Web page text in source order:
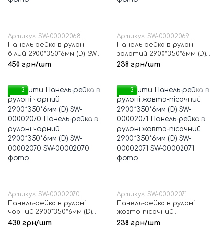
Артикул: SW-00002068
Панель-рейка в рулоні
білий 2900*350*6мм (D) SW-
00002068
450 грн/шт
Артикул: SW-00002069
Панель-рейка в рулоні
золотий 2900*350*6мм (D)
SW-00002069
238 грн/шт
3
Артикул: SW-00002070
Панель-рейка в рулоні
чорний 2900*350*6мм (D)
SW-00002070
430 грн/шт
3
Артикул: SW-00002071
Панель-рейка в рулоні
жовто-пісочний
2900*350*6мм (D) SW-
238 грн/шт